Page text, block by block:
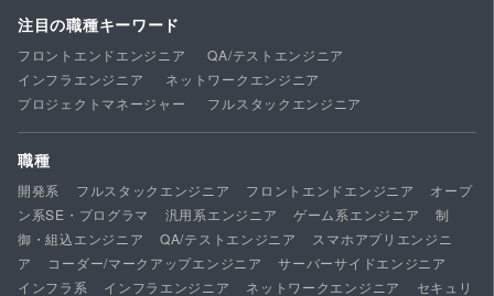
注目の職種キーワード
フロントエンドエンジニア
QA/テストエンジニア
インフラエンジニア
ネットワークエンジニア
プロジェクトマネージャー
フルスタックエンジニア
職種
開発系 フルスタックエンジニア フロントエンドエンジニア
オープ
ン系SE・プログラマ
汎用系エンジニア ゲーム系エンジニア
制
御・組込エンジニア
QA/テストエンジニア
スマホアプリエンジニ
ア
コーダー/マークアップエンジニア
サーバーサイドエンジニア
インフラ系
インフラエンジニア ネットワークエンジニア
セキュリ